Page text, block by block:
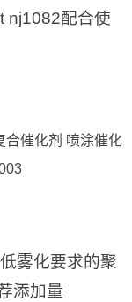
nj1082配合使
合催化剂 喷涂催化
雾化要求的聚
添加量